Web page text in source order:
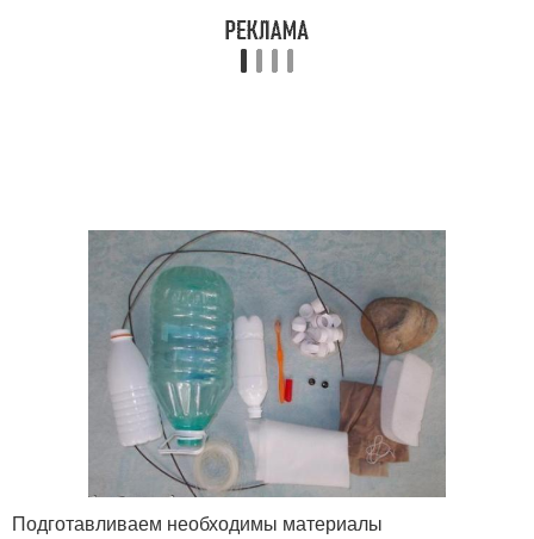
Белый лебедь
Заборчик из
пластиковых бутылок
Подготавливаем необходимы материалы